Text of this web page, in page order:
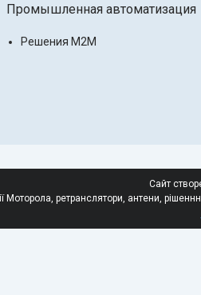
Промышленная автоматизация
Решения M2M
Сайт